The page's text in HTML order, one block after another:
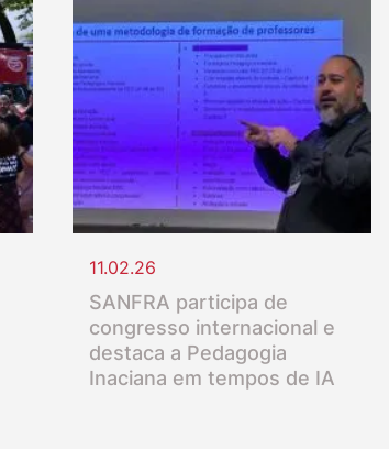
11.02.26
SANFRA participa de
congresso internacional e
destaca a Pedagogia
Inaciana em tempos de IA